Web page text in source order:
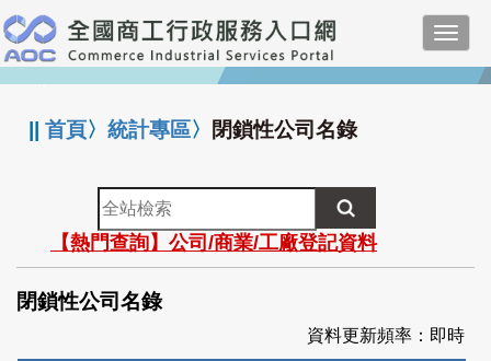
跳
到
主
要
:::
||首頁〉統計專區〉 閉鎖性公司名錄
全
站
檢
索
【熱門查詢】公司/商業/工廠登記資料
閉鎖性公司名錄
資料更新頻率：即時